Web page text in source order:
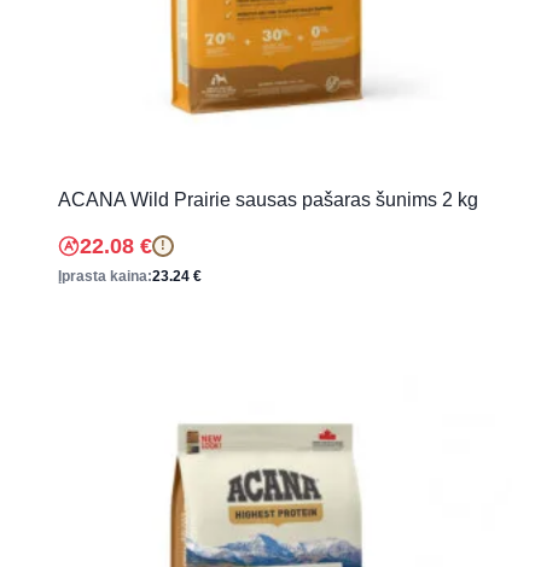
ACANA Wild Prairie sausas pašaras šunims 2 kg
22.08 € !
Įprasta kaina:23.24 €